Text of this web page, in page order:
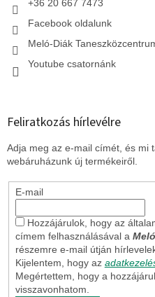
+36 20 667 7473
Facebook oldalunk
Meló-Diák
Youtube csatornánk
Feliratkozás hírlevélre
Adja meg az e-mail címét, és mi
webáruházunk új termékeiről.
E-mail
Hozzájárulok, hogy az
címem felhasználásával a
részemre e-mail útján
Kijelentem, hogy az
Megértettem, hogy a
visszavonhatom.